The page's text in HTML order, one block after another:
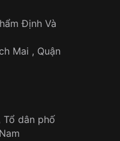
cấp. Các nhà sản
cải tiến kỹ thuật chế
và thiết kế những
phong cách Pháp.
cao cấp. Các thương
giới mộ điệu
Định Và
Mai , Quận
Tổ dân phố